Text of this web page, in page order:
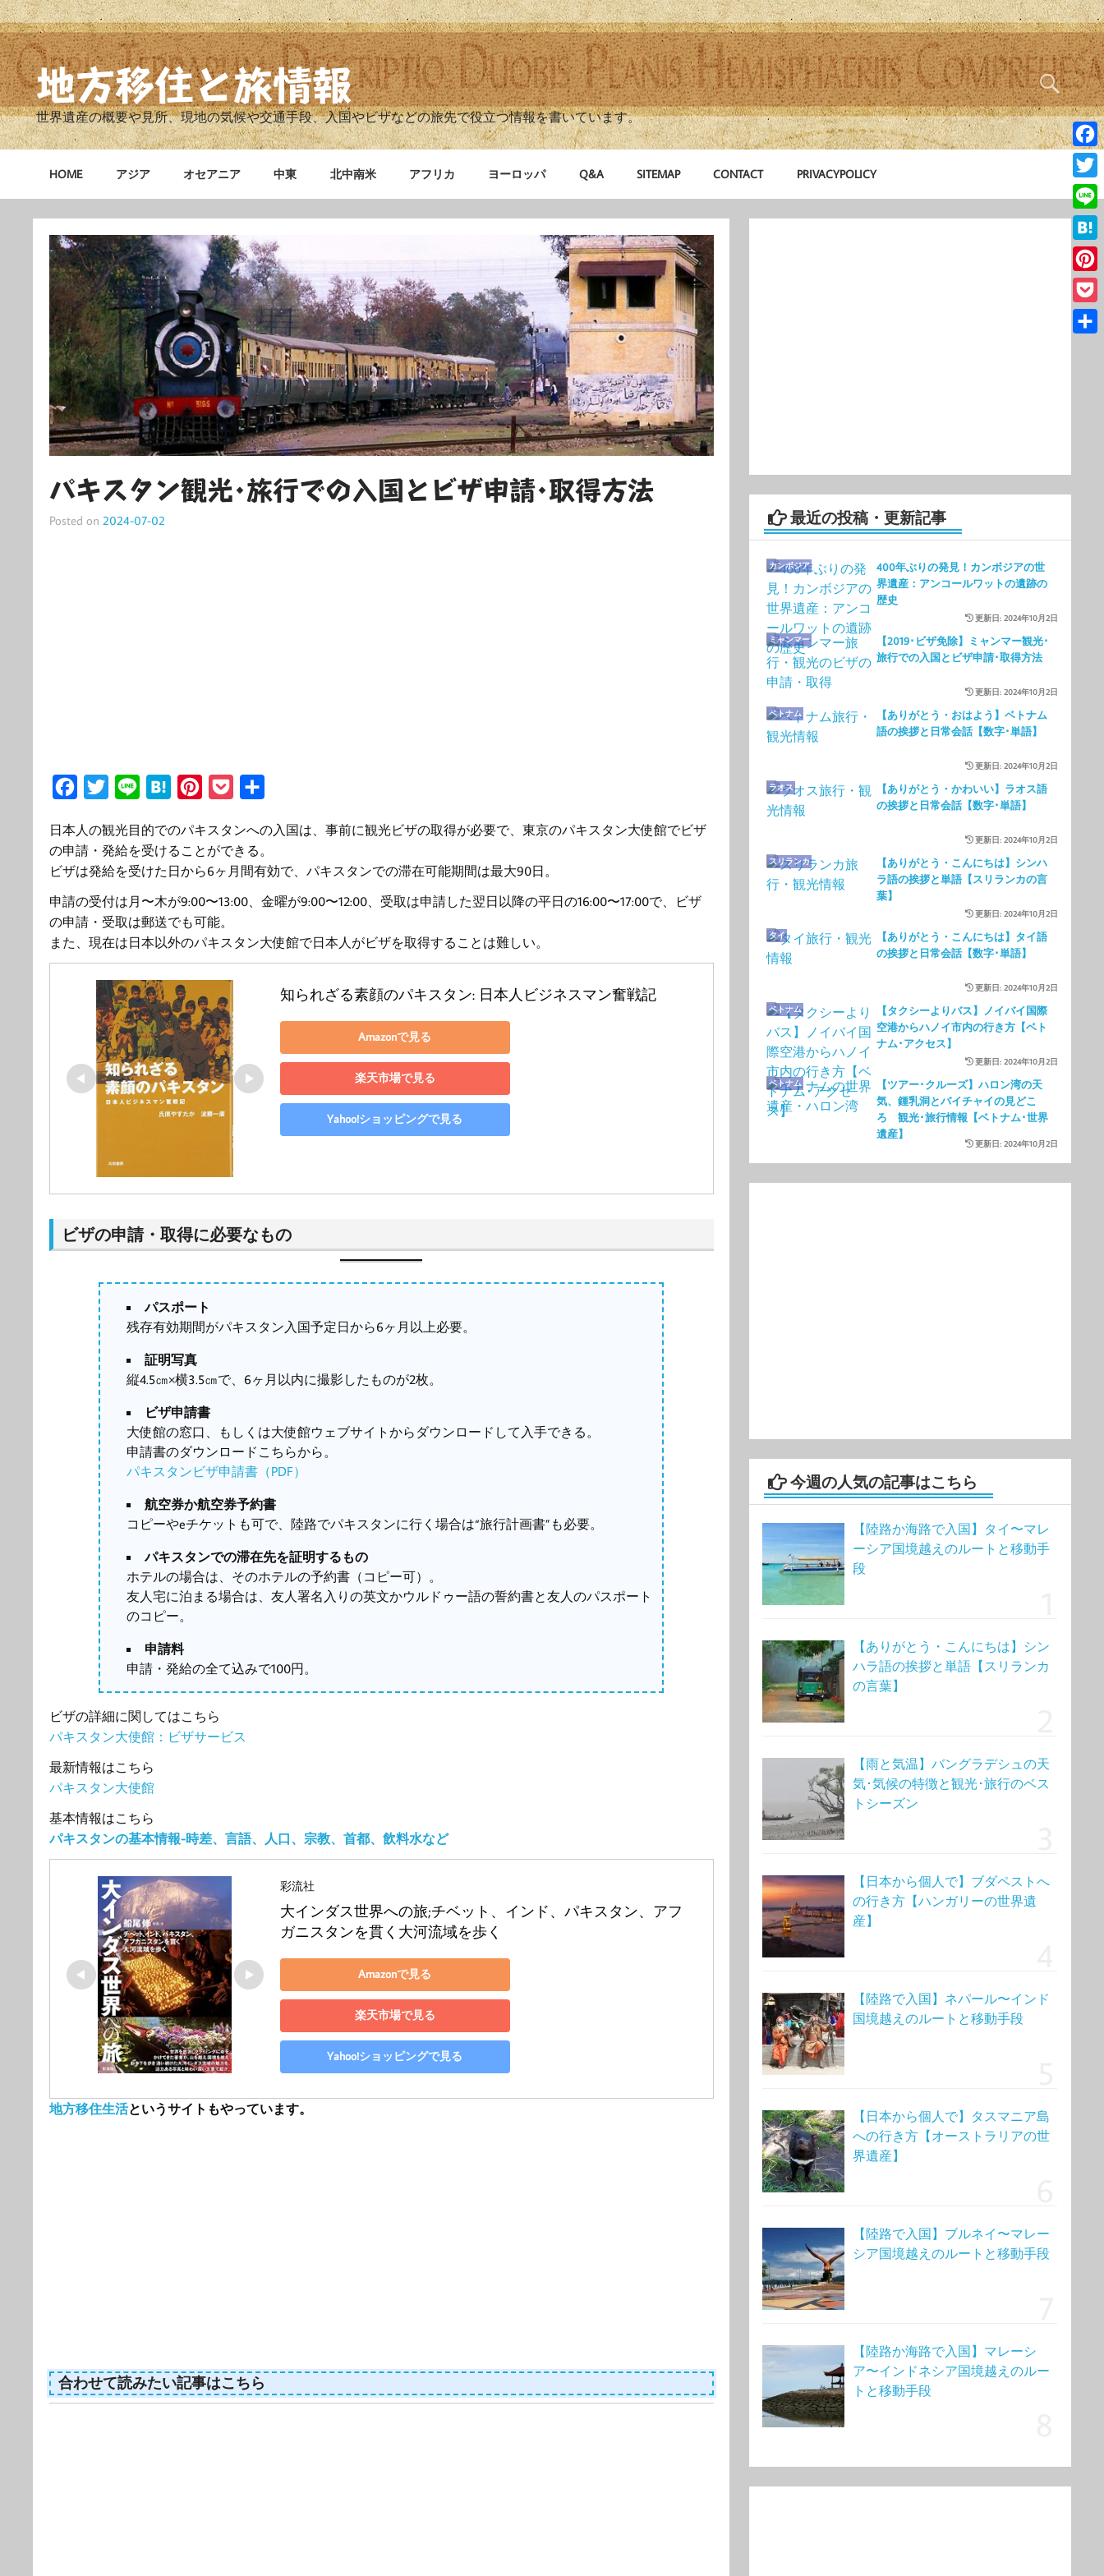
Skip
to
content
地方移住と旅情報
世界遺産の概要や見所、現地の気候や交通手段、入国やビザなどの旅先で役立つ情報を書いています。
HOME アジア オセアニア 中東 北中南米 アフリカ ヨーロッパ Q&A SITEMAP CONTACT PRIVACYPOLICY
パキスタン観光･旅行での入国とビザ申請･取得方法
Posted on 2024-07-02
c
e
o
k
i
t
e
r
n
e
t
e
a
n
t
r
e
s
t
c
k
t
日本人の観光目的でのパキスタンへの入国は、事前に観光ビザの取得が必要で、東京のパキスタン大使館でビザ
の申請・発給を受けることができる。
ビザは発給を受けた日から6ヶ月間有効で、パキスタンでの滞在可能期間は最大90日。
申請の受付は月〜木が9:00〜13:00、金曜が9:00〜12:00、受取は申請した翌日以降の平日の16:00〜17:00で、ビザ
の申請・受取は郵送でも可能。
また、現在は日本以外のパキスタン大使館で日本人がビザを取得することは難しい。
知られざる素顔のパキスタン: 日本人ビジネスマン奮戦記
Amazonで見る
楽天市場で見る
Yahoo!ショッピングで見る
ビザの申請・取得に必要なもの
パスポート
残存有効期間がパキスタン入国予定日から6ヶ月以上必要。
証明写真
縦4.5㎝×横3.5㎝で、6ヶ月以内に撮影したものが2枚。
ビザ申請書
大使館の窓口、もしくは大使館ウェブサイトからダウンロードして入手できる。
申請書のダウンロードこちらから。
パキスタンビザ申請書（PDF）
航空券か航空券予約書
コピーやeチケットも可で、陸路でパキスタンに行く場合は“旅行計画書”も必要。
パキスタンでの滞在先を証明するもの
ホテルの場合は、そのホテルの予約書（コピー可）。
友人宅に泊まる場合は、友人署名入りの英文かウルドゥー語の誓約書と友人のパスポート
のコピー。
申請料
申請・発給の全て込みで100円。
ビザの詳細に関してはこちら
パキスタン大使館：ビザサービス
最新情報はこちら
パキスタン大使館
基本情報はこちら
パキスタンの基本情報-時差、言語、人口、宗教、首都、飲料水など
彩流社
大インダス世界への旅;チベット、インド、パキスタン、アフ
ガニスタンを貫く大河流域を歩く
Amazonで見る
楽天市場で見る
Yahoo!ショッピングで見る
地方移住生活というサイトもやっています。
合わせて読みたい記事はこちら
最近の投稿・更新記事
400年ぶりの発見！カンボジアの世
界遺産：アンコールワットの遺跡の
歴史
カンボジア
更新日: 2024年10月2日
【2019･ビザ免除】ミャンマー観光･
旅行での入国とビザ申請･取得方法
ミャンマー
更新日: 2024年10月2日
【ありがとう・おはよう】ベトナム
語の挨拶と日常会話【数字･単語】
ベトナム
更新日: 2024年10月2日
【ありがとう・かわいい】ラオス語
の挨拶と日常会話【数字･単語】
ラオス
更新日: 2024年10月2日
【ありがとう・こんにちは】シンハ
ラ語の挨拶と単語【スリランカの言
葉】
スリランカ
更新日: 2024年10月2日
【ありがとう・こんにちは】タイ語
の挨拶と日常会話【数字･単語】
タイ
更新日: 2024年10月2日
【タクシーよりバス】ノイバイ国際
空港からハノイ市内の行き方【ベト
ナム･アクセス】
ベトナム
更新日: 2024年10月2日
【ツアー･クルーズ】ハロン湾の天
気、鍾乳洞とバイチャイの見どこ
ろ 観光･旅行情報【ベトナム･世界
遺産】
ベトナム
更新日: 2024年10月2日
今週の人気の記事はこちら
【陸路か海路で入国】タイ〜マレ
ーシア国境越えのルートと移動手
段
【ありがとう・こんにちは】シン
ハラ語の挨拶と単語【スリランカ
の言葉】
【雨と気温】バングラデシュの天
気･気候の特徴と観光･旅行のベス
トシーズン
【日本から個人で】ブダペストへ
の行き方【ハンガリーの世界遺
産】
【陸路で入国】ネパール〜インド
国境越えのルートと移動手段
【日本から個人で】タスマニア島
への行き方【オーストラリアの世
界遺産】
【陸路で入国】ブルネイ〜マレー
シア国境越えのルートと移動手段
【陸路か海路で入国】マレーシ
ア〜インドネシア国境越えのルー
トと移動手段
Line